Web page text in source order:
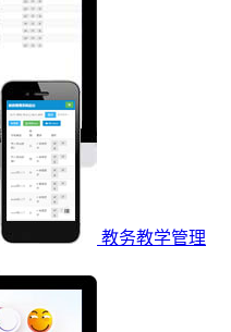
教务教学管理